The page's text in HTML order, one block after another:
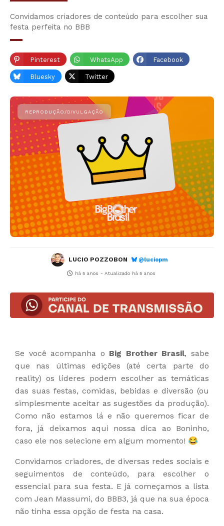
Convidamos criadores de conteúdo para escolher sua
festa perfeita no BBB
Pinterest WhatsApp Facebook
Bluesky Twitter
LUCIO POZZOBON @luciopm
há 5 anos - Atualizado há 5 anos
Se você acompanha o Big Brother Brasil, sabe
que nas últimas edições (até certa parte do
reality) os líderes podem escolher as temáticas
das suas festas, comidas, bebidas e diversão (ou
simplesmente aceitar as sugestões da produção).
Como não estamos lá e não queremos ficar de
fora, já deixamos aqui nossa dica ao Boninho,
caso ele nos selecione em algum momento! 😂
Convidamos criadores, de diversas redes sociais e
seguimentos de conteúdo, para escolher o
essencial para sua festa. E já começamos a lista
com Jean Massumi, do BBB3, já que na sua época
não tinha essa opção de festa na casa.